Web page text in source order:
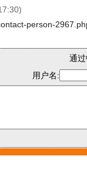
person-
通
用户名: